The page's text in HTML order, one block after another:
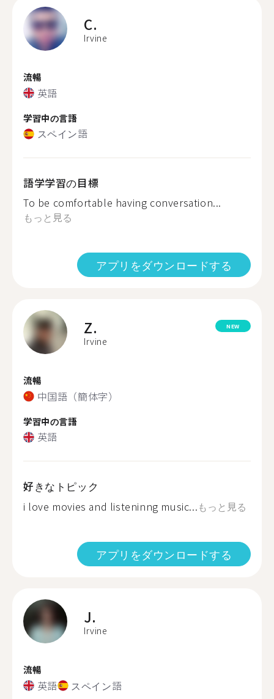
C.
Irvine
流暢
英語
学習中の言語
スペイン語
語学学習の目標
To be comfortable having conversation...
もっと見る
アプリをダウンロードする
Z.
Irvine
NEW
流暢
中国語（簡体字）
学習中の言語
英語
好きなトピック
i love movies and listeninng music...もっと見る
アプリをダウンロードする
J.
Irvine
流暢
英語 スペイン語